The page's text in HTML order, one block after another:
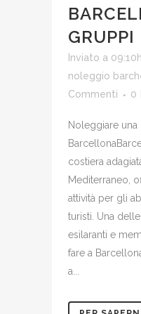
GRUPPI
Inviato a 09:10h
noleggio
Commenti
0
Noleggiare una
costiera
Mediterraneo,
attività per gli
turisti. Una
esilaranti e
fare a
a...